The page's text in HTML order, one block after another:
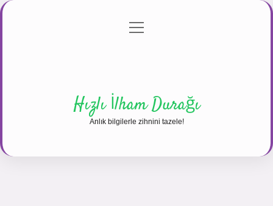
Gizlilik Politikası
menüyü
Hızlı İlham Durağı
Anlık bilgilerle zihnini tazele!